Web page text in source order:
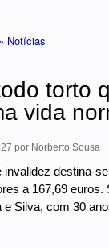
Notícias
torto
vida
por Norberto Sousa
invalidez destina-
a 167,69 euros.
Silva, com 30